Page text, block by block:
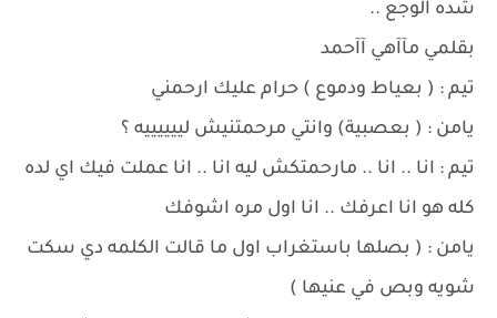
شده الوجع ..
بقلمي مآآهي آآحمد
تيم : ( بعياط ودموع ) حرام عليك ارحمني
يامن : ( بعصبية) وانتي مرحمتنيش لييييييه ؟
تيم : انا .. انا .. مارحمتكش ليه انا .. انا عملت فيك اي لده
كله هو انا اعرفك .. انا اول مره اشوفك
يامن : ( بصلها باستغراب اول ما قالت الكلمه دي سكت
شويه وبص في عنيها )